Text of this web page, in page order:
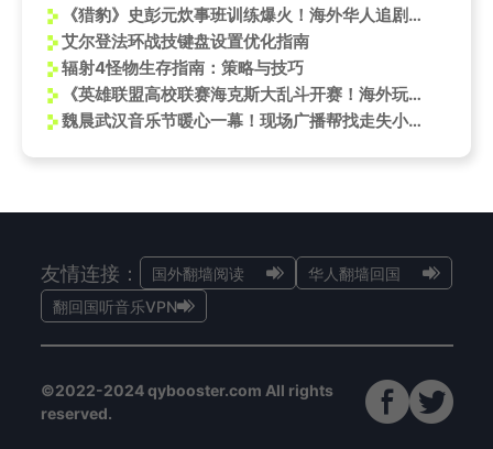
《猎豹》史彭元炊事班训练爆火！海外华人追剧遇阻怎么办？
艾尔登法环战技键盘设置优化指南
辐射4怪物生存指南：策略与技巧
《英雄联盟高校联赛海克斯大乱斗开赛！海外玩家如何用Sixfast解锁参赛？》
魏晨武汉音乐节暖心一幕！现场广播帮找走失小孩，贴心翻译获全网点赞
友情连接： 国外翻墙阅读
华人翻墙回国
翻回国听音乐VPN
©2022-2024 qybooster.com All rights
reserved.